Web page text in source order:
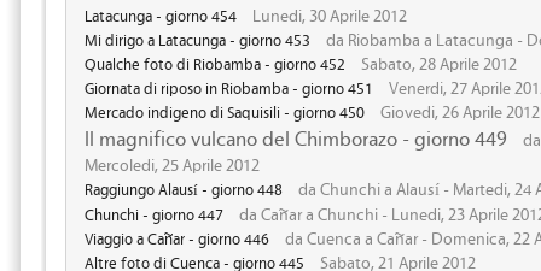
Latacunga - giorno 454 Lunedi, 30 Aprile 2012
Mi dirigo a Latacunga - giorno 453 da Riobamba a Latacunga -
Qualche foto di Riobamba - giorno 452 Sabato, 28 Aprile 2012
Giornata di riposo in Riobamba - giorno 451 Venerdi, 27 Aprile
Mercado indigeno di Saquisili - giorno 450 Giovedi, 26 Aprile 2012
Il magnifico vulcano del Chimborazo - giorno 449
Mercoledi, 25 Aprile 2012
Raggiungo Alausí - giorno 448 da Chunchi a Alausí - Martedi, 24
Chunchi - giorno 447 da Cañar a Chunchi - Lunedi, 23 Aprile
Viaggio a Cañar - giorno 446 da Cuenca a Cañar - Domenica, 22
Altre foto di Cuenca - giorno 445 Sabato, 21 Aprile 2012